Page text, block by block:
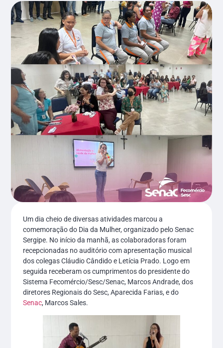
Um dia cheio de diversas atividades marcou a
comemoração do Dia da Mulher, organizado pelo Senac
Sergipe. No início da manhã, as colaboradoras foram
recepcionadas no auditório com apresentação musical
dos colegas Cláudio Cândido e Letícia Prado. Logo em
seguida receberam os cumprimentos do presidente do
Sistema Fecomércio/Sesc/Senac, Marcos Andrade, dos
diretores Regionais do Sesc, Aparecida Farias, e do
Senac, Marcos Sales.